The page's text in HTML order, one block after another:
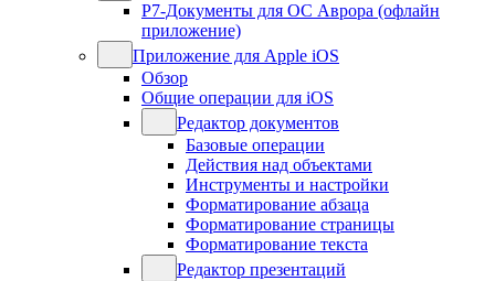
Р7-Документы для ОС Аврора (офлайн
приложение)
Приложение для Apple iOS
Обзор
Общие операции для iOS
Редактор документов
Базовые операции
Действия над объектами
Инструменты и настройки
Форматирование абзаца
Форматирование страницы
Форматирование текста
Редактор презентаций